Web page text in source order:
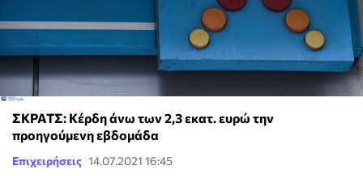
ΣΚΡΑΤΣ: Κέρδη άνω των 2,3 εκατ. ευρώ την
προηγούμενη εβδομάδα
Επιχειρήσεις 14.07.2021 16:45